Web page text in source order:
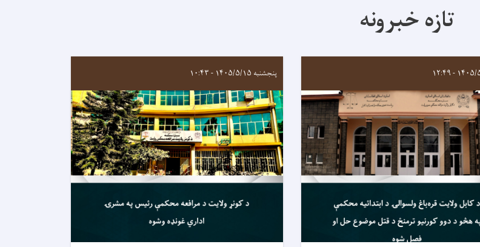
تازه خبرونه
پنجشنبه ۱۴۰۵/۵/۱۵ - ۱۰:۴۳